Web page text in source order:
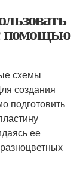
помощью
схемы
создания
подготовить
ее